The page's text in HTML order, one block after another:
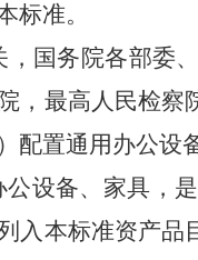
标准。
国务院各部委、
，最高人民检察
配置通用办公设
设备、家具，
入本标准资产